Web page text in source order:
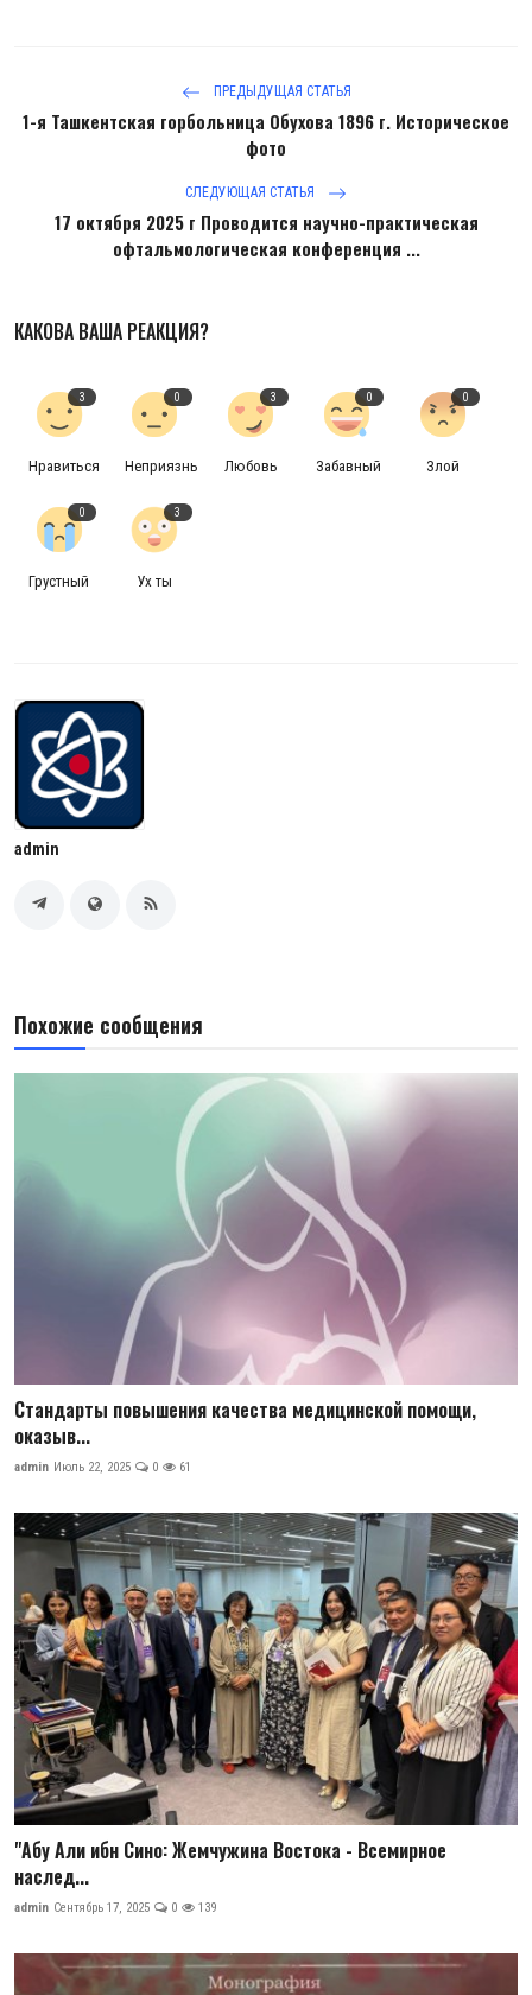
ПРЕДЫДУЩАЯ СТАТЬЯ
1-я Ташкентская горбольница Обухова 1896 г. Историческое
фото
СЛЕДУЮЩАЯ СТАТЬЯ
17 октября 2025 г Проводится научно-практическая
офтальмологическая конференция ...
КАКОВА ВАША РЕАКЦИЯ?
3
Нравиться
0
Неприязнь
3
Любовь
0
Забавный
0
Злой
0
Грустный
3
Ух ты
admin
Похожие сообщения
Стандарты повышения качества медицинской помощи,
оказыв...
admin Июль 22, 2025 0 61
"Абу Али ибн Сино: Жемчужина Востока - Всемирное
наслед...
admin Сентябрь 17, 2025 0 139